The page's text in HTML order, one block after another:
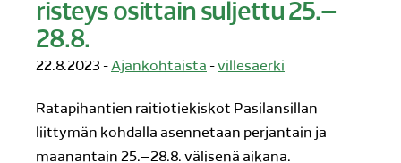
risteys osittain suljettu 25.–
28.8.
22.8.2023 -Ajankohtaista -villesaerki
Ratapihantien raitiotiekiskot Pasilansillan
liittymän kohdalla asennetaan perjantain ja
maanantain 25.–28.8. välisenä aikana.